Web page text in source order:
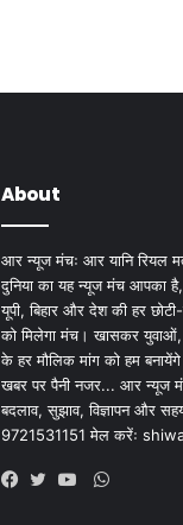
About
आर न्यूज मंचः आर यानि रियल
दुनिया का यह न्यूज मंच आपका
यूपी, बिहार और देश की हर
को मिलेगा मंच। खासकर
के हर मौलिक मांग को हम
खबर पर पैनी नजर... आर न्यूज
बदलाव, सुझाव, विज्ञापन और
9721531151 मेल करेंः
WhatsApp